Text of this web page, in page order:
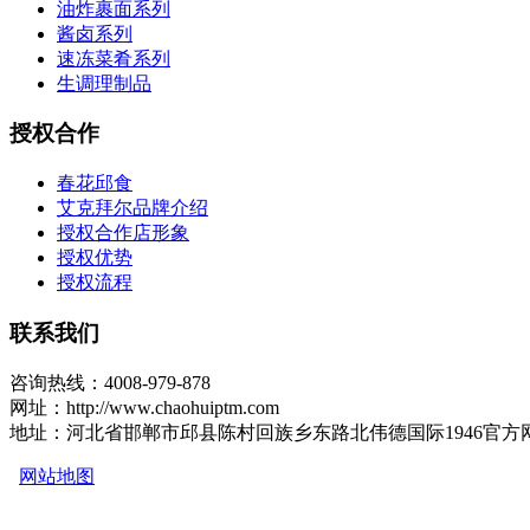
油炸裹面系列
酱卤系列
速冻菜肴系列
生调理制品
授权合作
春花邱食
艾克拜尔品牌介绍
授权合作店形象
授权优势
授权流程
联系我们
咨询热线：4008-979-878
网址：http://www.chaohuiptm.com
地址：河北省邯郸市邱县陈村回族乡东路北伟德国际1946官方
网站地图